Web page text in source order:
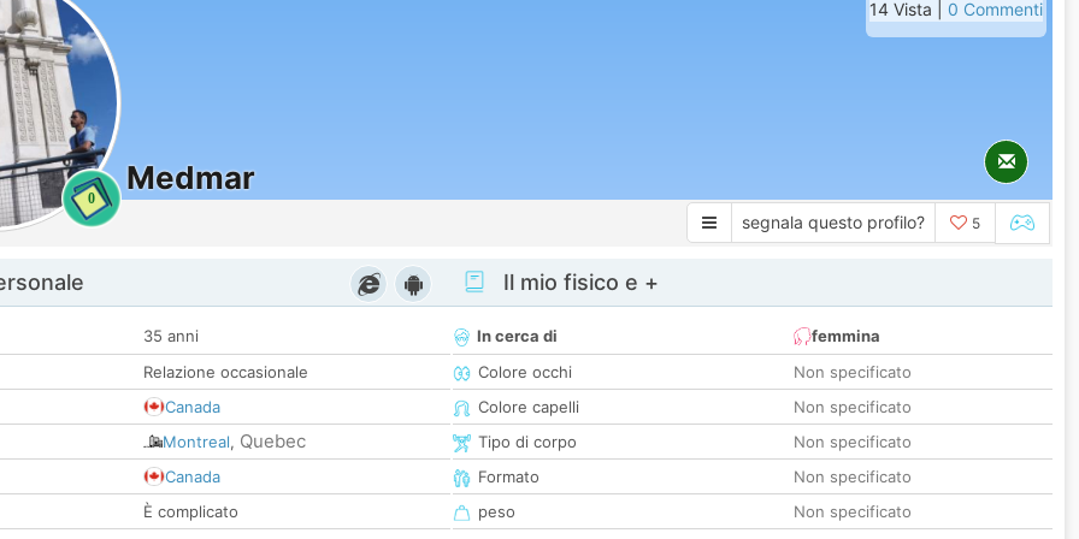
0
Medmar
14 Vista | 0 Commenti
segnala questo profilo? 5
35 anni
Relazione occasionale
Canada
Montreal, Quebec
Canada
È complicato
Il mio fisico e +
In cerca di
femmina
Colore occhi
Non specificato
Colore capelli
Non specificato
Tipo di corpo
Non specificato
Formato
Non specificato
peso
Non specificato